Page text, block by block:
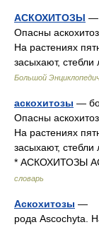
АСКОХИТОЗЫ —
Опасны
На растениях
засыхают,
Большой
аскохитозы —
Опасны
На растениях
засыхают,
* АСКОХИТОЗЫ
словарь
Аскохитозы —
рода Ascochyta.